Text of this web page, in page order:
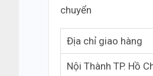
chuyển
Địa chỉ giao hàng
Nội Thành TP. Hồ